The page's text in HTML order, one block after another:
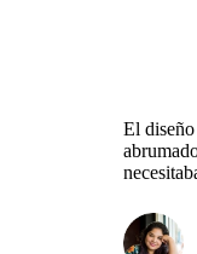
El diseño